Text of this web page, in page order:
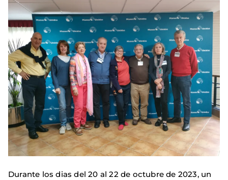
Durante los dias del 20 al 22 de octubre de 2023, un